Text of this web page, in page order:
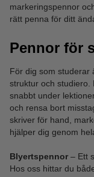
markeringspennor
rätt penna för ditt
Pennor för
För dig som studerar
struktur och studiero.
snabbt under
och rensa bort
skriver för hand,
hjälper dig genom
Blyertspennor – Ett
Hos oss hittar du